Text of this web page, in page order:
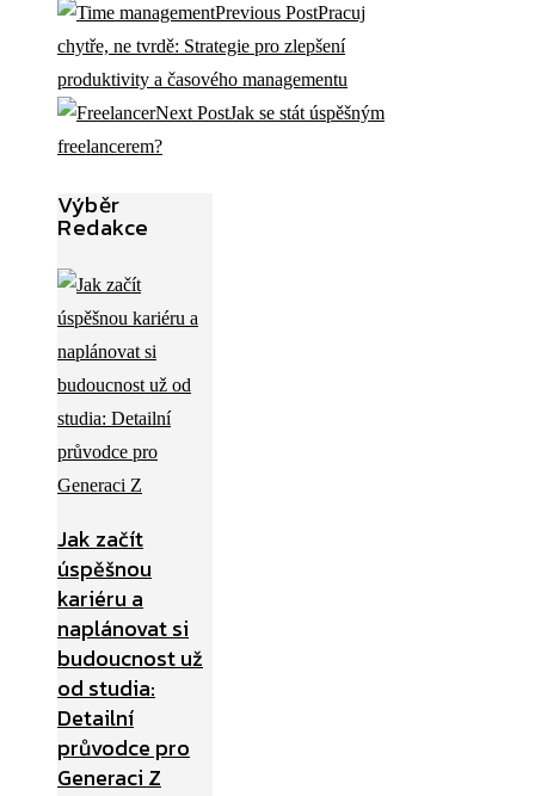
Previous PostPracuj
chytře, ne tvrdě: Strategie pro zlepšení
produktivity a časového managementu
Next PostJak se stát úspěšným
freelancerem?
Výběr
Redakce
Jak začít
úspěšnou
kariéru a
naplánovat si
budoucnost už
od studia:
Detailní
průvodce pro
Generaci Z